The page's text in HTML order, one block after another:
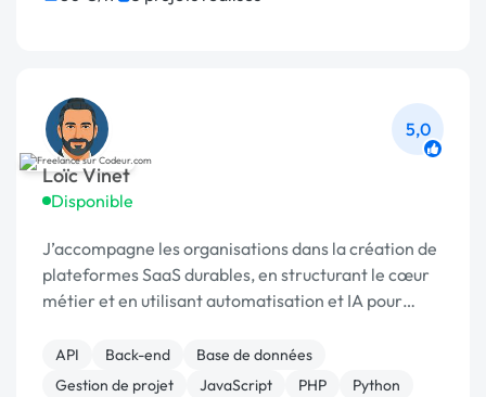
Loïc Vinet
Disponible
5,0
J’accompagne les organisations dans la création de
plateformes SaaS durables, en structurant le cœur
métier et en utilisant automatisation et IA pour
API Back-end
Base de données
Gestion de projet
JavaScript PHP
Python